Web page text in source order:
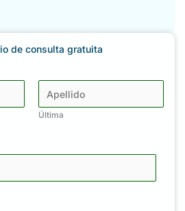
de consulta gratuita
Última